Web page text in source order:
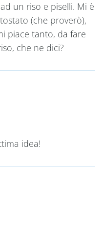
un riso e piselli. Mi è
(che proverò),
piace tanto, da fare
che ne dici?
idea!